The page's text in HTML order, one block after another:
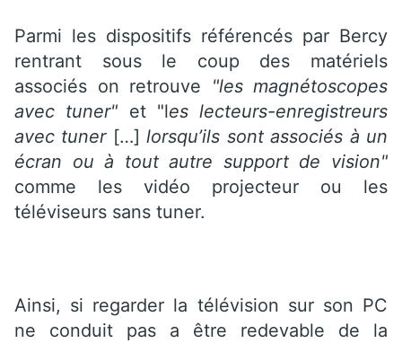
Parmi les dispositifs référencés par Bercy
rentrant sous le coup des matériels
associés on retrouve
"les magnétoscopes
avec tuner" et "les lecteurs-enregistreurs
avec tuner[…]lorsqu’ils sont associés à un
écran ou à tout autre support de vision"
comme les vidéo projecteur ou les
téléviseurs sans tuner.
Ainsi, si regarder la télévision sur son PC
ne conduit pas a être redevable de la